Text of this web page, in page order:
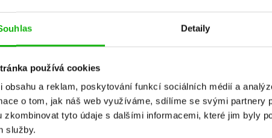
Detaily
používá cookies
obsahu a reklam, poskytování funkcí sociálních médií a
o tom, jak náš web využíváme, sdílíme se svými partnery
zkombinovat tyto údaje s dalšími informacemi, které jim byly
služby.
Vaše hodnocení
Uživatelskou recenzi mohou vkládat pouze
Přihlásit